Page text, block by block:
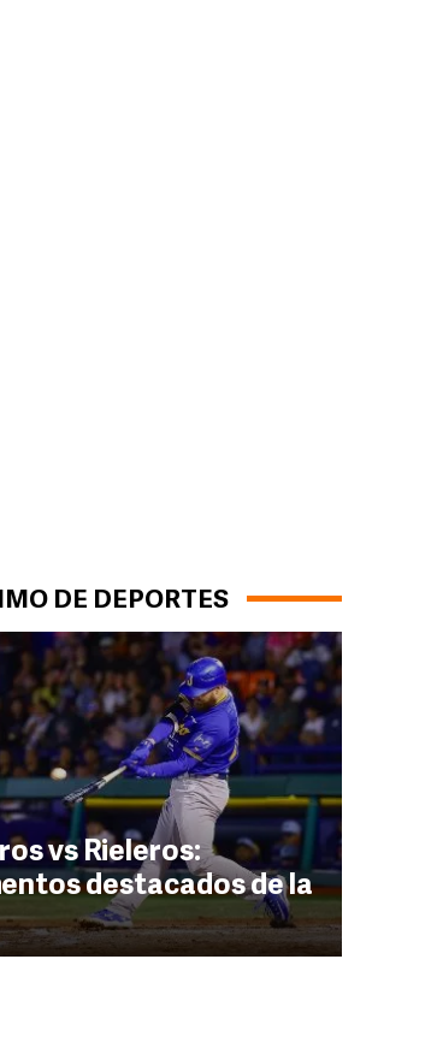
DE DEPORTES
vs Rieleros:
destacados de la